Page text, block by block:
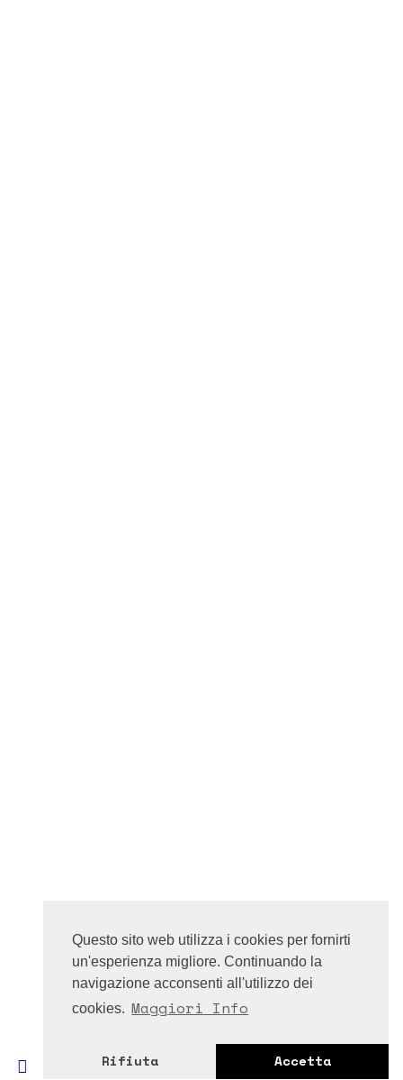
Questo sito web utilizza i cookies per fornirti
un'esperienza migliore. Continuando la
navigazione acconsenti all'utilizzo dei
cookies. Maggiori Info
Rifiuta Accetta
